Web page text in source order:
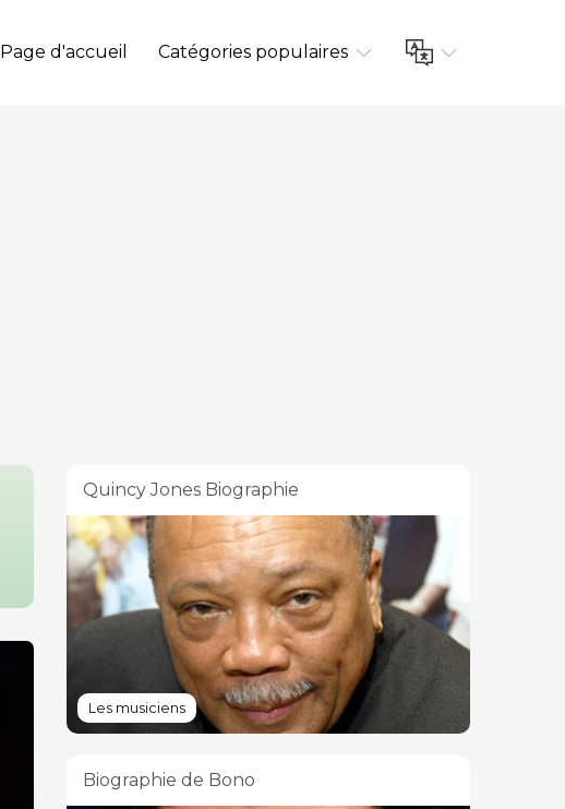
Page d'accueil Catégories populaires
Quincy Jones Biographie
Les musiciens
Biographie de Bono